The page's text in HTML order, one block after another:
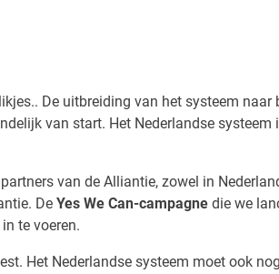
De uitbreiding van het systeem naar
van start. Het Nederlandse
van de Alliantie, zowel in
De Yes We Can-campagne die we
te voeren.
Het Nederlandse systeem moet ook